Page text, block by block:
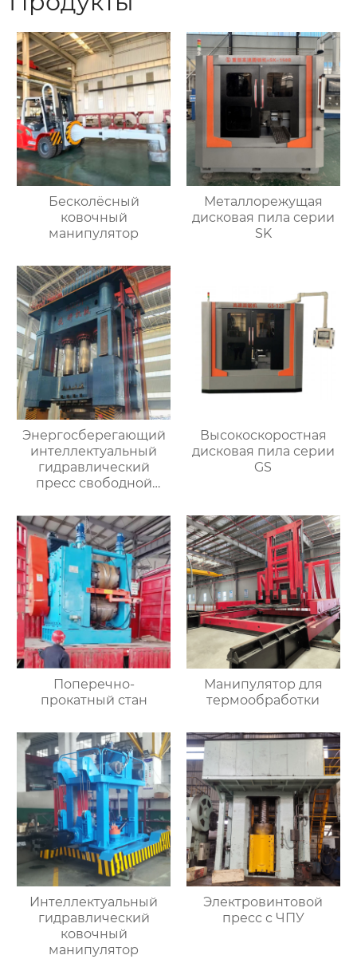
Бесколёсный
ковочный
манипулятор
Металлорежущая
дисковая пила серии
SK
Энергосберегающий
интеллектуальный
гидравлический
пресс свободной
Высокоскоростная
дисковая пила серии
GS
Поперечно-
прокатный стан
Манипулятор для
термообработки
Интеллектуальный
гидравлический
ковочный
манипулятор
Электровинтовой
пресс с ЧПУ